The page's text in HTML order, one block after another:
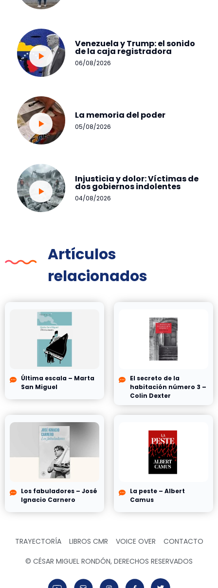
Venezuela y Trump: el sonido
de la caja registradora
06/08/2026
La memoria del poder
05/08/2026
Injusticia y dolor: Víctimas de
dos gobiernos indolentes
04/08/2026
Artículos
relacionados
Última escala – Marta
San Miguel
El secreto de la
habitación número 3 –
Colin Dexter
Los fabuladores – José
Ignacio Carnero
La peste – Albert
Camus
TRAYECTORÍA LIBROS CMR VOICE OVER CONTACTO
© CÉSAR MIGUEL RONDÓN, DERECHOS RESERVADOS